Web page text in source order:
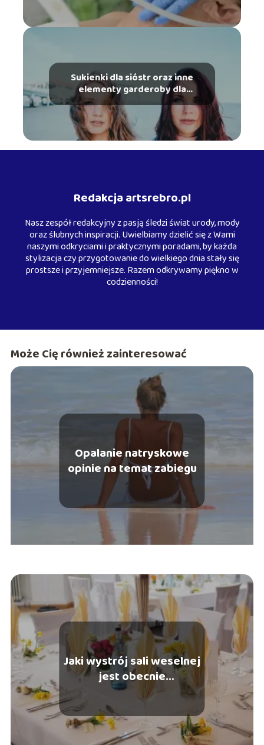
Sukienki dla sióstr oraz inne
elementy garderoby dla
rodzeństwa
Redakcja artsrebro.pl
Nasz zespół redakcyjny z pasją śledzi świat urody, mody
oraz ślubnych inspiracji. Uwielbiamy dzielić się z Wami
naszymi odkryciami i praktycznymi poradami, by każda
stylizacja czy przygotowanie do wielkiego dnia stały się
prostsze i przyjemniejsze. Razem odkrywamy piękno w
codzienności!
Może Cię również zainteresować
Opalanie natryskowe
opinie na temat zabiegu
Jaki wystrój sali weselnej
jest obecnie
najmodniejszy?